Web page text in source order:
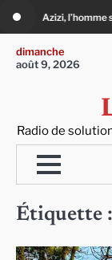
content
sous l’uniforme de
dimanche
août 9, 2026
Radio de
Étiquette :